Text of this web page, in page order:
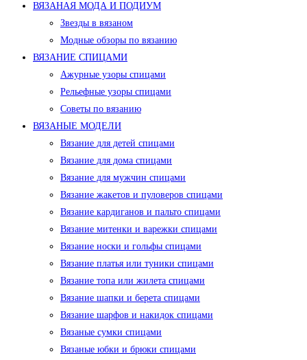
ВЯЗАНАЯ МОДА И ПОДИУМ
Звезды в вязаном
Модные обзоры по вязанию
ВЯЗАНИЕ СПИЦАМИ
Ажурные узоры спицами
Рельефные узоры спицами
Советы по вязанию
ВЯЗАНЫЕ МОДЕЛИ
Вязание для детей спицами
Вязание для дома спицами
Вязание для мужчин спицами
Вязание жакетов и пуловеров спицами
Вязание кардиганов и пальто спицами
Вязание митенки и варежки спицами
Вязание носки и гольфы спицами
Вязание платья или туники спицами
Вязание топа или жилета спицами
Вязание шапки и берета спицами
Вязание шарфов и накидок спицами
Вязаные сумки спицами
Вязаные юбки и брюки спицами